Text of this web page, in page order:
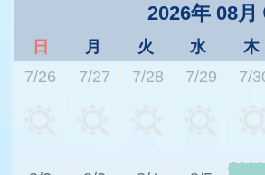
2026年 08月
日 月 火 水 木
7/26
7/27 7/28 7/29 7/